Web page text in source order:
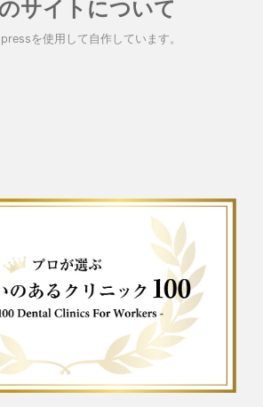
サイトについて
を使用して自作しています。